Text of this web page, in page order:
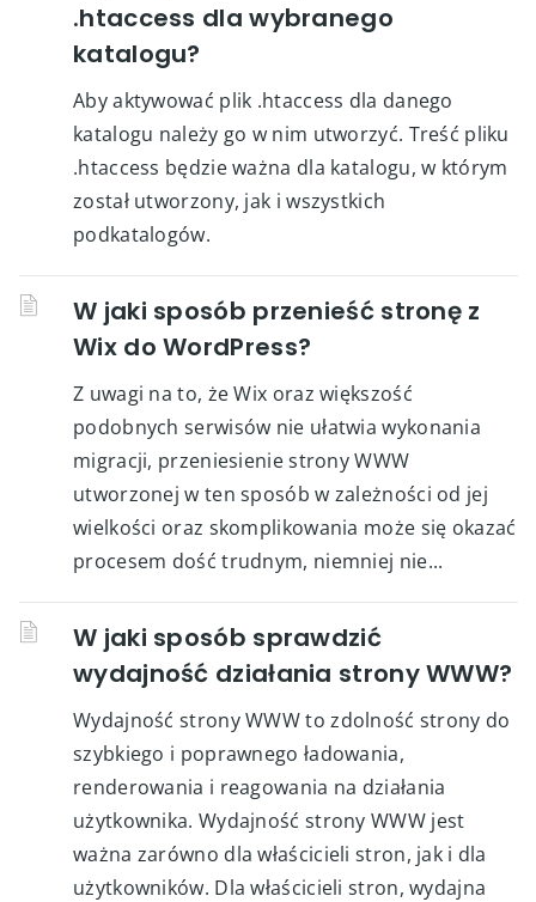
.htaccess dla wybranego
katalogu?
Aby aktywować plik .htaccess dla danego
katalogu należy go w nim utworzyć. Treść pliku
.htaccess będzie ważna dla katalogu, w którym
został utworzony, jak i wszystkich
podkatalogów.
W jaki sposób przenieść stronę z
Wix do WordPress?
Z uwagi na to, że Wix oraz większość
podobnych serwisów nie ułatwia wykonania
migracji, przeniesienie strony WWW
utworzonej w ten sposób w zależności od jej
wielkości oraz skomplikowania może się okazać
procesem dość trudnym, niemniej nie...
W jaki sposób sprawdzić
wydajność działania strony WWW?
Wydajność strony WWW to zdolność strony do
szybkiego i poprawnego ładowania,
renderowania i reagowania na działania
użytkownika. Wydajność strony WWW jest
ważna zarówno dla właścicieli stron, jak i dla
użytkowników. Dla właścicieli stron, wydajna